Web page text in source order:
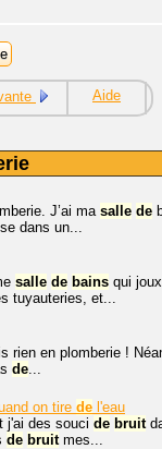
Aide
J’ai ma salle de
dans un...
salle de bains qui
tuyauteries, et...
en plomberie !
de...
on tire de l'eau
j'ai des souci de bruit
de bruitmes...